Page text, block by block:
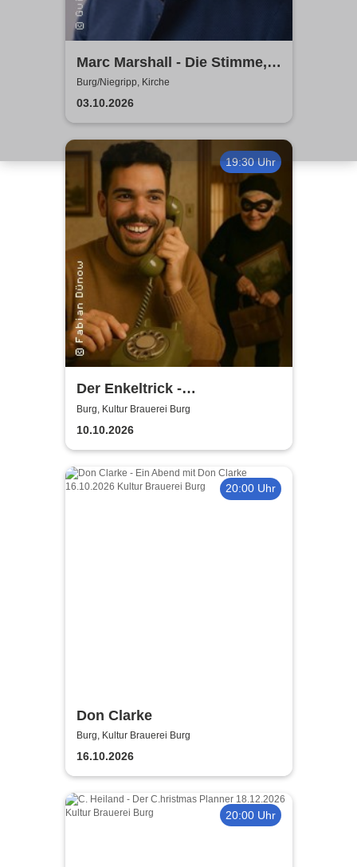
Marc Marshall - Die Stimme,
die berührt - Live 2026
Burg/Niegripp, Kirche
03.10.2026
19:30 Uhr
Der Enkeltrick -
Kriminalkomödie
Burg, Kultur Brauerei Burg
10.10.2026
20:00 Uhr
Don Clarke
Burg, Kultur Brauerei Burg
16.10.2026
20:00 Uhr